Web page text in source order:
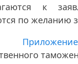
к
по желанию